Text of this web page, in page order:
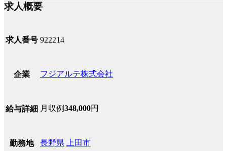
求人概要
求人番号 922214
企業 フジアルテ株式会社
給与詳細 月収例348,000円
勤務地 長野県 上田市